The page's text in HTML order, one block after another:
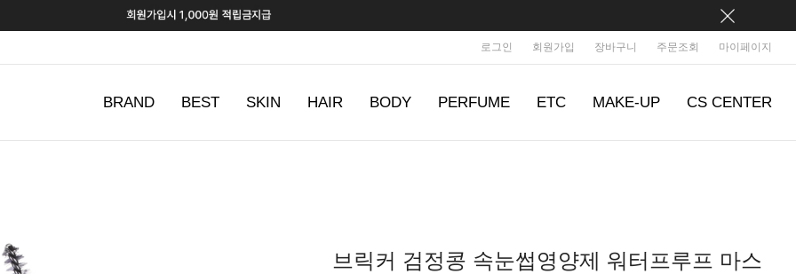
로그인 회원가입 장바구니 주문조회 마이페이지
BRAND BEST SKIN HAIR BODY PERFUME ETC MAKE-UP CS CENTER
브릭커 검정콩 속눈썹영양제 워터프루프 마스